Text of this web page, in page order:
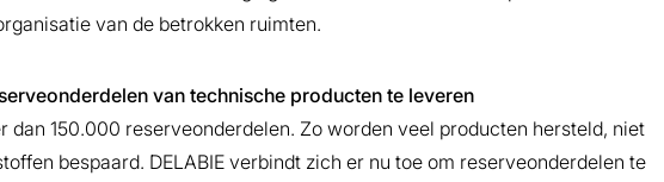
van de betrokken ruimten.
van technische producten te leveren
dan 150.000 reserveonderdelen. Zo worden veel producten hersteld, niet
bespaard. DELABIE verbindt zich er nu toe om reserveonderdelen te